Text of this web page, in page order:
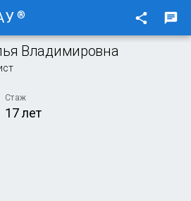
® share chat
Владимировна
Стаж
17 лет